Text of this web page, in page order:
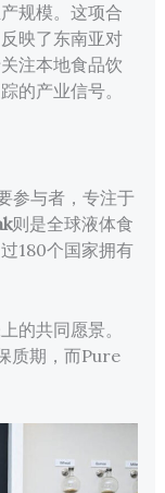
规模。这项合
映了东南亚对
注本地食品饮
的产业信号。
参与者，专注于
则是全球液体食
180个国家拥有
的共同愿景。
质期，而Pure